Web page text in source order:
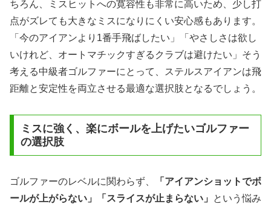
ちろん、ミスヒットへの寛容性も非常に高いため、少し打
点がズレても大きなミスになりにくい安心感もあります。
「今のアイアンより1番手飛ばしたい」「やさしさは欲し
いけれど、オートマチックすぎるクラブは避けたい」そう
考える中級者ゴルファーにとって、ステルスアイアンは飛
距離と安定性を両立させる最適な選択肢となるでしょう。
ミスに強く、楽にボールを上げたいゴルファー
の選択肢
ゴルファーのレベルに関わらず、
「アイアンショットでボ
ールが上がらない」「スライスが止まらない」
という悩み